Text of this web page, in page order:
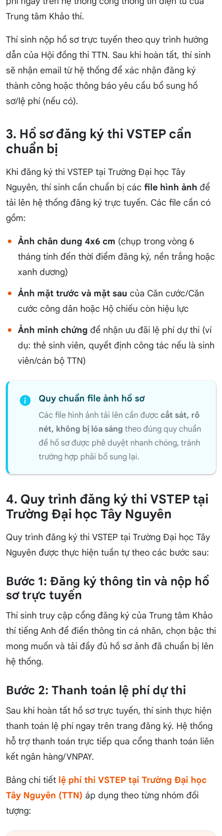
Trung tâm Khảo thí.
Thí sinh nộp hồ sơ trực tuyến theo quy trình hướng
dẫn của Hội đồng thi TTN. Sau khi hoàn tất, thí sinh
sẽ nhận email từ hệ thống để xác nhận đăng ký
thành công hoặc thông báo yêu cầu bổ sung hồ
sơ/lệ phí (nếu có).
3. Hồ sơ đăng ký thi VSTEP cần
chuẩn bị
Khi đăng ký thi VSTEP tại Trường Đại học Tây
Nguyên, thí sinh cần chuẩn bị các file hình ảnh để
tải lên hệ thống đăng ký trực tuyến. Các file cần có
gồm:
Ảnh chân dung 4x6 cm (chụp trong vòng 6
tháng tính đến thời điểm đăng ký, nền trắng hoặc
xanh dương)
Ảnh mặt trước và mặt sau của Căn cước/Căn
cước công dân hoặc Hộ chiếu còn hiệu lực
Ảnh minh chứng để nhận ưu đãi lệ phí dự thi (ví
dụ: thẻ sinh viên, quyết định công tác nếu là sinh
viên/cán bộ TTN)
Quy chuẩn file ảnh hồ sơ
Các file hình ảnh tải lên cần được cắt sát, rõ
nét, không bị lóa sáng theo đúng quy chuẩn
để hồ sơ được phê duyệt nhanh chóng, tránh
trường hợp phải bổ sung lại.
4. Quy trình đăng ký thi VSTEP tại
Trường Đại học Tây Nguyên
Quy trình đăng ký thi VSTEP tại Trường Đại học Tây
Nguyên được thực hiện tuần tự theo các bước sau:
Bước 1: Đăng ký thông tin và nộp hồ
sơ trực tuyến
Thí sinh truy cập cổng đăng ký của Trung tâm Khảo
thí tiếng Anh để điền thông tin cá nhân, chọn bậc thi
mong muốn và tải đầy đủ hồ sơ ảnh đã chuẩn bị lên
hệ thống.
Bước 2: Thanh toán lệ phí dự thi
Sau khi hoàn tất hồ sơ trực tuyến, thí sinh thực hiện
thanh toán lệ phí ngay trên trang đăng ký. Hệ thống
hỗ trợ thanh toán trực tiếp qua cổng thanh toán liên
kết ngân hàng/VNPAY.
Bảng chi tiết lệ phí thi VSTEP tại Trường Đại học
Tây Nguyên (TTN) áp dụng theo từng nhóm đối
tượng: